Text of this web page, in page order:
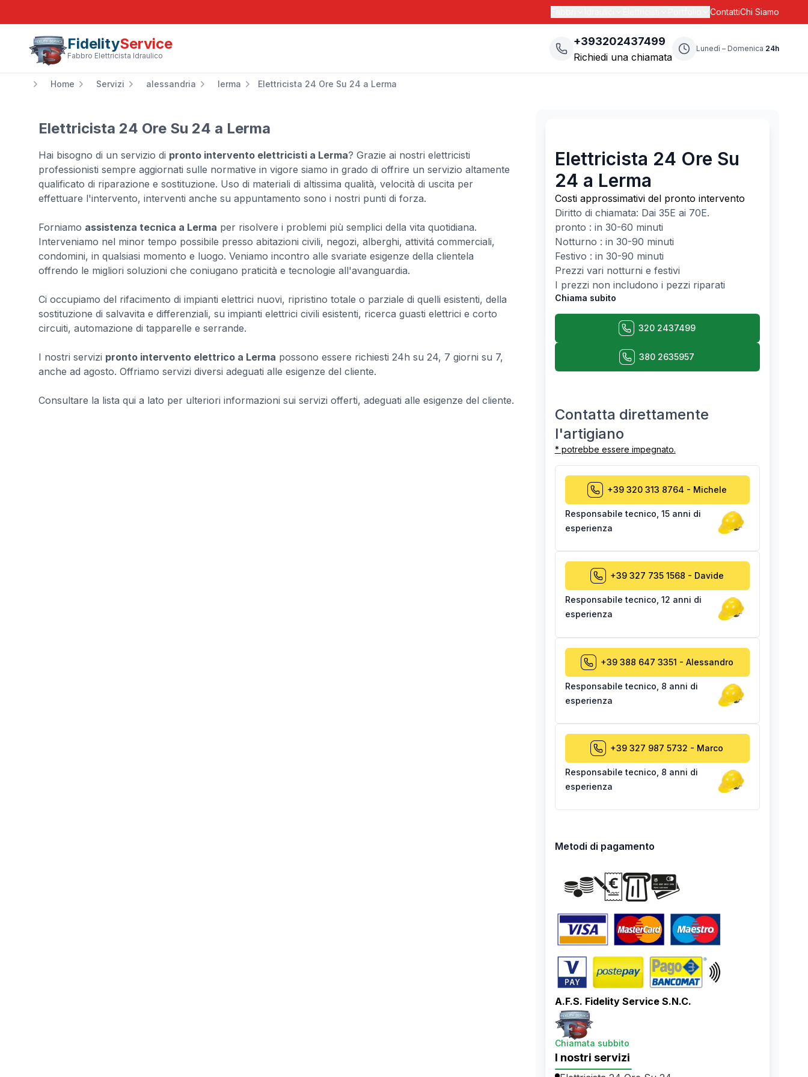
ContattiChi Siamo
FidelityService
Fabbro Elettricista Idraulico
+393202437499
Richiedi una chiamata
Lunedì – Domenica 24h
Home Servizi alessandria lerma Elettricista 24 Ore Su 24 a Lerma
Elettricista 24 Ore Su 24 a Lerma
Hai bisogno di un servizio di pronto intervento elettricisti a Lerma? Grazie ai nostri elettricisti
professionisti sempre aggiornati sulle normative in vigore siamo in grado di offrire un servizio altamente
qualificato di riparazione e sostituzione. Uso di materiali di altissima qualità, velocità di uscita per
effettuare l'intervento, interventi anche su appuntamento sono i nostri punti di forza.
Forniamo assistenza tecnica a Lerma per risolvere i problemi più semplici della vita quotidiana.
Interveniamo nel minor tempo possibile presso abitazioni civili, negozi, alberghi, attivitá commerciali,
condomini, in qualsiasi momento e luogo. Veniamo incontro alle svariate esigenze della clientela
offrendo le migliori soluzioni che coniugano praticità e tecnologie all'avanguardia.
Ci occupiamo del rifacimento di impianti elettrici nuovi, ripristino totale o parziale di quelli esistenti, della
sostituzione di salvavita e differenziali, su impianti elettrici civili esistenti, ricerca guasti elettrici e corto
circuiti, automazione di tapparelle e serrande.
I nostri servizi pronto intervento elettrico a Lerma possono essere richiesti 24h su 24, 7 giorni su 7,
anche ad agosto. Offriamo servizi diversi adeguati alle esigenze del cliente.
Consultare la lista qui a lato per ulteriori informazioni sui servizi offerti, adeguati alle esigenze del cliente.
Elettricista 24 Ore Su
24 a Lerma
Costi approssimativi del pronto intervento
Diritto di chiamata: Dai 35E ai 70E.
pronto : in 30-60 minuti
Notturno : in 30-90 minuti
Festivo : in 30-90 minuti
Prezzi vari notturni e festivi
I prezzi non includono i pezzi riparati
Chiama subito
320 2437499
380 2635957
Contatta direttamente
l'artigiano
* potrebbe essere impegnato.
+39 320 313 8764 - Michele
Responsabile tecnico 15 anni di
esperienza
+39 327 735 1568 - Davide
Responsabile tecnico 12 anni di
esperienza
+39 388 647 3351 - Alessandro
Responsabile tecnico 8 anni di
esperienza
+39 327 987 5732 - Marco
Responsabile tecnico 8 anni di
esperienza
Metodi di pagamento
A.F.S. Fidelity Service S.N.C.
Chiamata subbito
I nostri servizi